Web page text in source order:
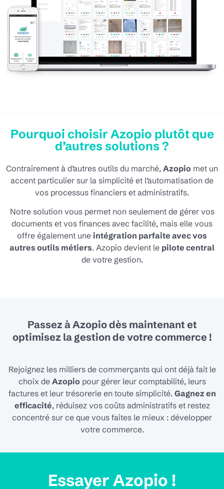
Pourquoi choisir Azopio plutôt que
d’autres solutions ?
Contrairement à d’autres outils du marché, Azopio met un
accent particulier sur la simplicité et l’automatisation de
vos processus financiers et administratifs.
Notre solution vous permet non seulement de gérer vos
documents et vos finances avec facilité, mais elle vous
offre également une intégration parfaite avec vos
autres outils métiers. Azopio devient le pilote central
de votre gestion.
Passez à Azopio dès maintenant et
optimisez la gestion de votre commerce !
Rejoignez les milliers de commerçants qui ont déjà fait le
choix de Azopiopour gérer leur comptabilité, leurs
factures et leur trésorerie en toute simplicité. Gagnez en
efficacité, réduisez vos coûts administratifs et restez
concentré sur ce que vous faites le mieux : développer
votre commerce.
Essayer Azopio !